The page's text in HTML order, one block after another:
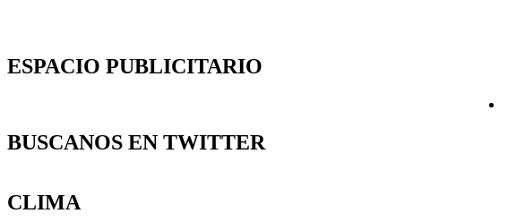
ESPACIO PUBLICITARIO
BUSCANOS EN TWITTER
CLIMA